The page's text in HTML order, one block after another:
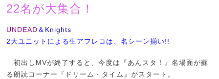
22名が大集合！
UNDEAD ＆ Knights
2大ユニットによる生アフレコは、名シーン揃い!!
初出しMVが終了すると、今度は『あんスタ！』名場面が蘇
る朗読コーナー『ドリーム・タイム』がスタート。